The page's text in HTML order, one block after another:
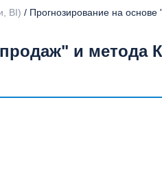
BI) / Прогнозирование на
и метода